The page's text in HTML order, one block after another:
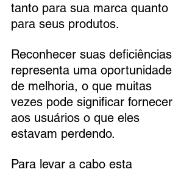
tanto para sua marca quanto
para seus produtos.
Reconhecer suas deficiências
representa uma oportunidade
de melhoria, o que muitas
vezes pode significar fornecer
aos usuários o que eles
estavam perdendo.
Para levar a cabo esta